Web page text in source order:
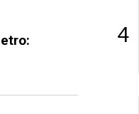
4